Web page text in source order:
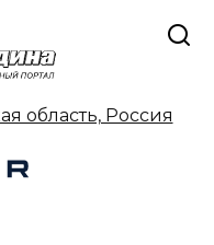
область, Россия